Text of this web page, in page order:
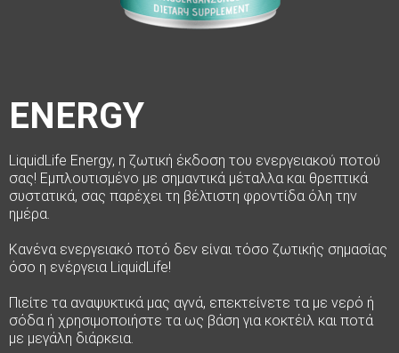
ENERGY
LiquidLife Energy, η ζωτική έκδοση του ενεργειακού ποτού
σας! Εμπλουτισμένο με σημαντικά μέταλλα και θρεπτικά
συστατικά, σας παρέχει τη βέλτιστη φροντίδα όλη την
ημέρα.
Κανένα ενεργειακό ποτό δεν είναι τόσο ζωτικής σημασίας
όσο η ενέργεια LiquidLife!
Πιείτε τα αναψυκτικά μας αγνά, επεκτείνετε τα με νερό ή
σόδα ή χρησιμοποιήστε τα ως βάση για κοκτέιλ και ποτά
με μεγάλη διάρκεια.